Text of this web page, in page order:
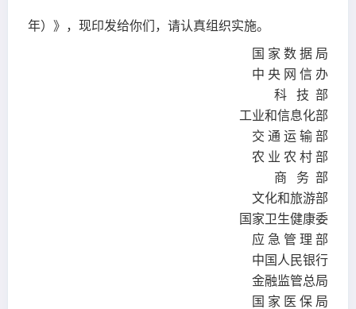
年）》，现印发给你们，请认真组织实施。
国 家 数 据 局
中 央 网 信 办
科 技 部
工业和信息化部
交 通 运 输 部
农 业 农 村 部
商 务 部
文化和旅游部
国家卫生健康委
应 急 管 理 部
中国人民银行
金融监管总局
国 家 医 保 局